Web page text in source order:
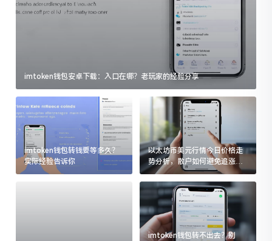
imtoken钱包安卓下载：入口在哪？老玩家的经验分享
imtoken钱包转钱要等多久？
实际经验告诉你
以太坊币美元行情今日价格走
势分析，散户如何避免追涨杀
跌被套牢
imtoken钱包转不出去？别